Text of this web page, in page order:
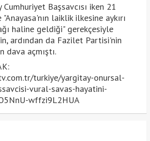
Cumhuriyet Başsavcısı iken 21
laiklik ilkesine aykırı
haline geldiği" gerekçesiyle
ardından da Fazilet Partisi'nin
dava açmıştı.
turkiye/yargitay-onursal-
vural-savas-hayatini-
wffzi9L2HUA